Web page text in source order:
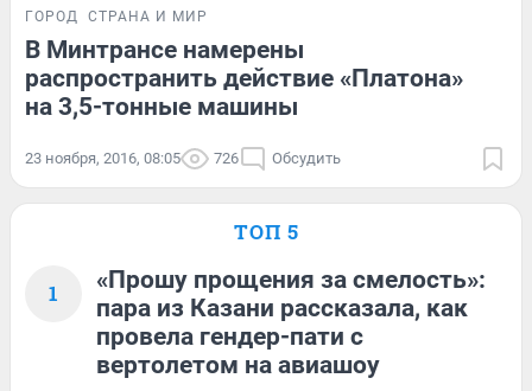
ГОРОД СТРАНА И МИР
В Минтрансе намерены
распространить действие «Платона»
на 3,5-тонные машины
23 ноября, 2016, 08:05 726 Обсудить
ТОП 5
1
«Прошу прощения за смелость»:
пара из Казани рассказала, как
провела гендер-пати с
вертолетом на авиашоу